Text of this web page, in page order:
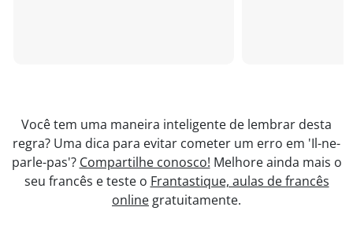
Você tem uma maneira inteligente de lembrar desta
regra? Uma dica para evitar cometer um erro em 'Il-ne-
parle-pas'? Compartilhe conosco! Melhore ainda mais o
seu francês e teste o Frantastique, aulas de francês
online gratuitamente.